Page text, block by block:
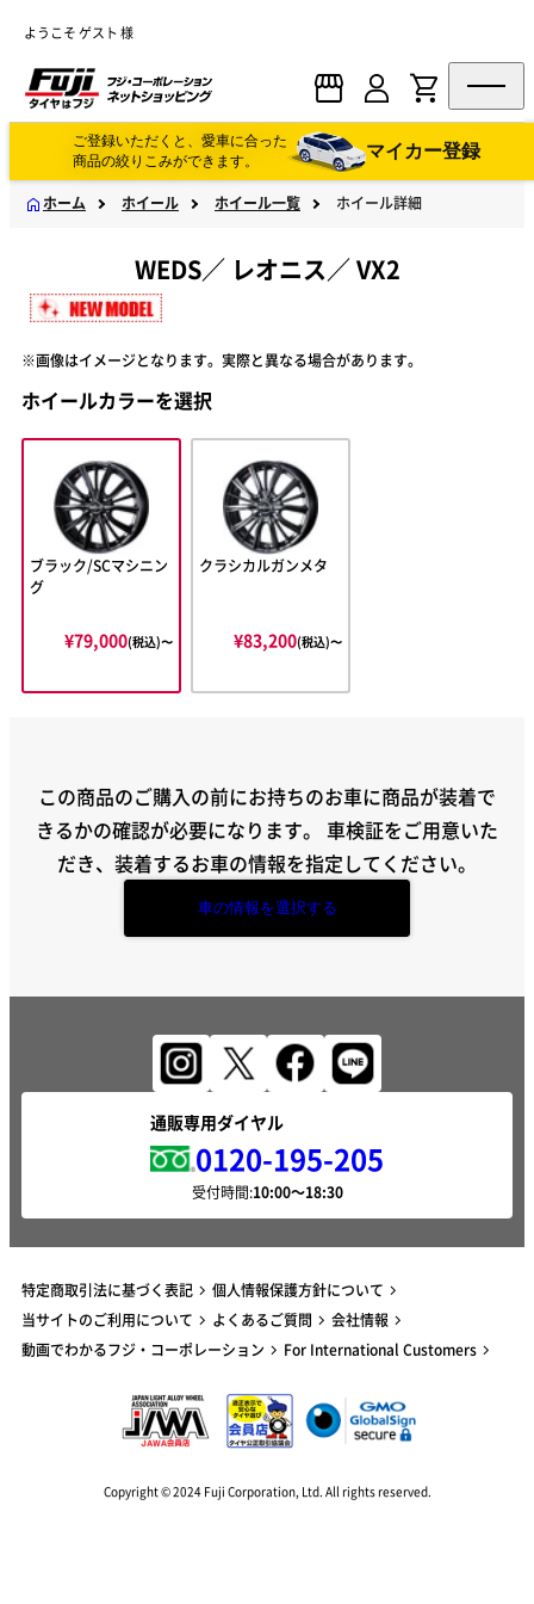
ようこそ ゲスト 様
ご登録いただくと、愛車に合った
商品の絞りこみができます。
マイカー登録
ホーム ホイール ホイール一覧 ホイール詳細
WEDS／ レオニス／VX2
※画像はイメージとなります。実際と異なる場合があります。
ホイールカラーを選択
ブラック/SCマシニン
グ
¥79,000(税込)〜
クラシカルガンメタ
¥83,200(税込)〜
この商品のご購入の前にお持ちのお車に商品が装着で
きるかの確認が必要になります。 車検証をご用意いた
だき、装着するお車の情報を指定してください。
車の情報を選択する
通販専用ダイヤル
0120-195-205
受付時間:
特定商取引法に基づく表記
個人情報保護方針について
当サイトのご利用について
よくあるご質問
会社情報
動画でわかるフジ・コーポレーション
For International Customers
Copyright © 2024 Fuji Corporation, Ltd. All rights reserved.